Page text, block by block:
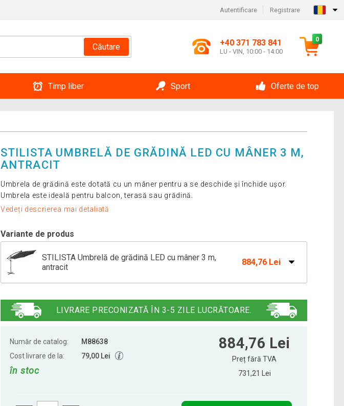
Autentificare Registrare
Căutare +40 371 783 841
LU - VIN, 10:00 - 14:00
0
Timp liber Sport Oferte de top
STILISTA UMBRELĂ DE GRĂDINĂ LED CU MÂNER 3 M,
ANTRACIT
Umbrela de grădină este dotată cu un mâner pentru a se deschide și închide ușor.
Umbrela este ideală pentru balcon, terasă sau grădină.
Vedeți descrierea mai detaliată
Variante de produs
STILISTA Umbrelă de grădină LED cu mâner 3 m,
antracit
884,76 Lei
STILISTA umbrelă de grădină LED cu mâner, 3 m, roșu 880,54 Lei
Umbrelă terasă cu LED, verde, 300 cm, braț lateral, manivelă 869,19 Lei
LIVRARE PRECONIZATĂ ÎN 3-5 ZILE LUCRĂTOARE.
Număr de catalog:
M88638
Cost livrare de la:
79,00 Lei
în stoc
884,76 Lei
Preț fără TVA
731,21 Lei